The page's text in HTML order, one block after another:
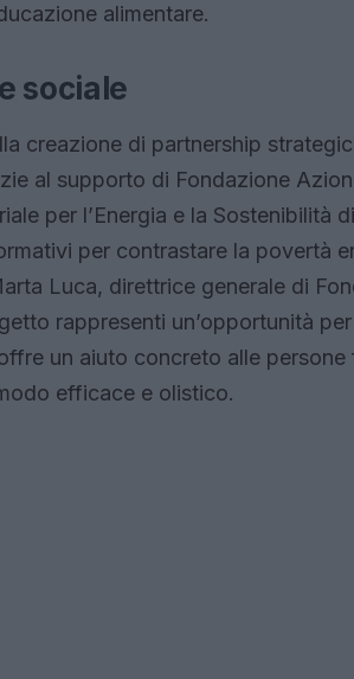
alimentare.
sociale
creazione di partnership
al supporto di Fondazione
per l’Energia e la Sostenibilità
per contrastare la povertà
Luca, direttrice generale di
rappresenti un’opportunità
un aiuto concreto alle persone
efficace e olistico.